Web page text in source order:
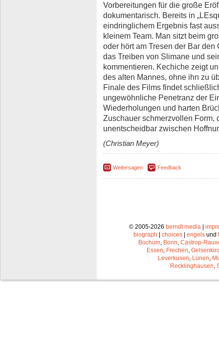
Vorbereitungen für die große
dokumentarisch. Bereits in
eindringlichem Ergebnis fast
kleinem Team. Man sitzt beim
oder hört am Tresen der Bar
das Treiben von Slimane und
kommentieren. Kechiche zeigt
des alten Mannes, ohne ihn zu
Finale des Films findet
ungewöhnliche Penetranz der
Wiederholungen und harten
Zuschauer schmerzvollen Form,
unentscheidbar zwischen
(Christian Meyer)
Weitersagen Feedback
© 2005-2026 berndt media|
biograph
choices engels und
Bochum, Bonn, Castrop-
Essen, Frechen,
Leverkusen, Lünen,
Recklinghausen,